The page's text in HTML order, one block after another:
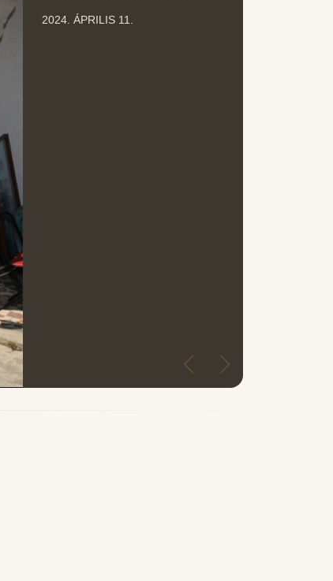
2024. ÁPRILIS 11.